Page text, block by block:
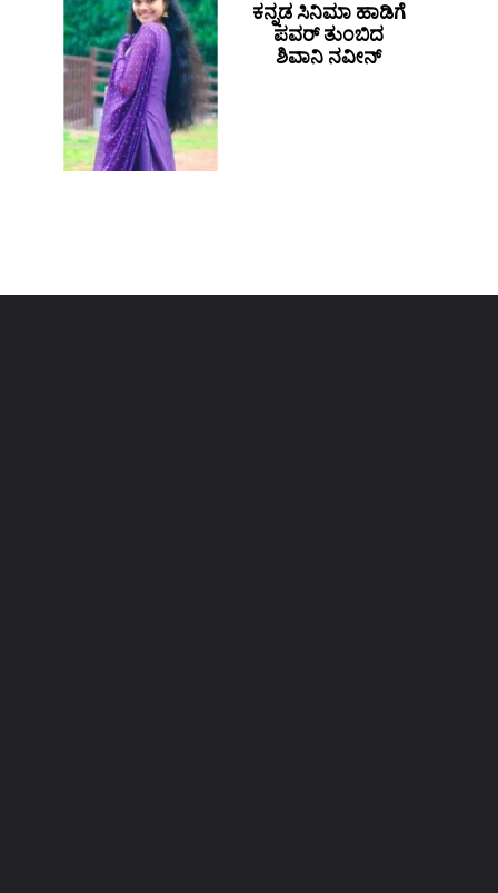
ಕನ್ನಡ ಸಿನಿಮಾ ಹಾಡಿಗೆ
ಪವರ್ ತುಂಬಿದ
ಶಿವಾನಿ ನವೀನ್